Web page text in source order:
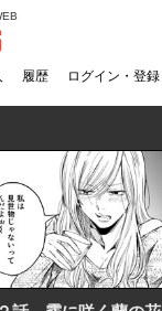
履歴 ログイン・登録